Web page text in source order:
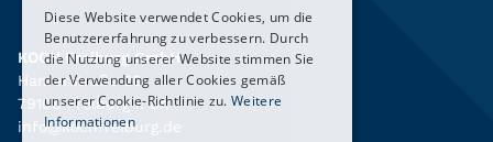
KOCH Freiburg GmbH
Hanferstraße 26
79108 Freiburg i. Br.
info@kochfreiburg.de
Diese Website verwendet Cookies, um die
Benutzererfahrung zu verbessern. Durch
die Nutzung unserer Website stimmen Sie
der Verwendung aller Cookies gemäß
unserer Cookie-Richtlinie zu.Weitere
Informationen